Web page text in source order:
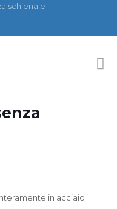
schienale
in acciaio